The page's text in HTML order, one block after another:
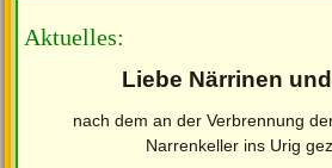
Aktuelles:
Liebe Närrinen
nach dem an der Verbrennung
Narrenkeller ins Urig